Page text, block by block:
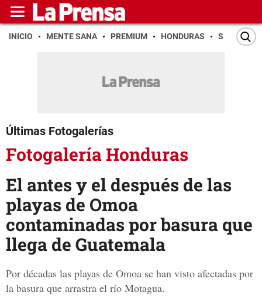
INICIO MENTE SANA PREMIUM HONDURAS SAN PEDRO
Últimas Fotogalerías
Fotogalería Honduras
El antes y el después de las
playas de Omoa
contaminadas por basura que
llega de Guatemala
Por décadas las playas de Omoa se han visto afectadas por
la basura que arrastra el río Motagua.